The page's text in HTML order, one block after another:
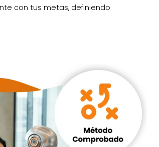
con tus metas, definiendo